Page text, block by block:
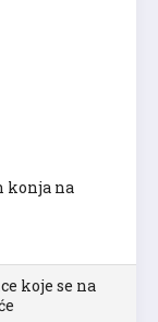
konja na
koje se na